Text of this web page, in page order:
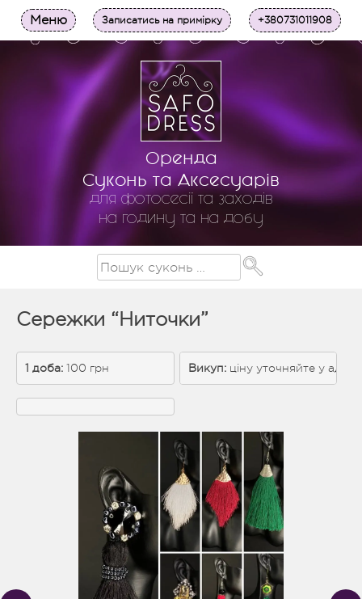
Оренда
Суконь та Аксесуарів
для фотосесії та заходів
на годину та на добу
Меню Записатись на примірку +380731011908
Сережки “Ниточки”
1 доба: 100 грн Викуп: ціну уточняйте у